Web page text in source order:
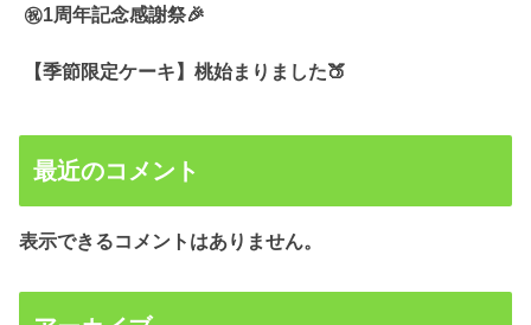
㊗️1周年記念感謝祭🎉
【季節限定ケーキ】桃始まりました🍑
最近のコメント
表示できるコメントはありません。